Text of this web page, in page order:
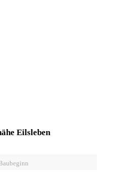
Eilsleben